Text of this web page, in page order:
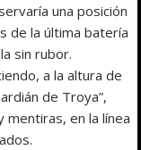
una posición
de la última batería
sin rubor.
a la altura de
de Troya”,
mentiras, en la línea